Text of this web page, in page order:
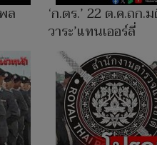
ล
‘ก.ตร.’ 22 ต.ค.ถก
วาระ’แทนเออร์ลี่